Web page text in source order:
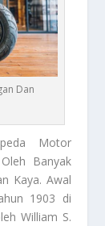
Dan
Motor
Banyak
Kaya. Awal
1903 di
William S.